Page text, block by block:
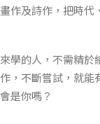
作及詩作，把時代
學的人，不需精於
，不斷嘗試，就能
是你嗎？